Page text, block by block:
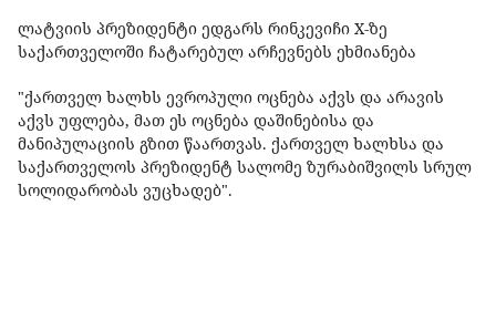
ლატვიის პრეზიდენტი ედგარს რინკევიჩი X-ზე
საქართველოში ჩატარებულ არჩევნებს ეხმიანება
"ქართველ ხალხს ევროპული ოცნება აქვს და არავის
აქვს უფლება, მათ ეს ოცნება დაშინებისა და
მანიპულაციის გზით წაართვას. ქართველ ხალხსა და
საქართველოს პრეზიდენტ სალომე ზურაბიშვილს სრულ
სოლიდარობას ვუცხადებ".